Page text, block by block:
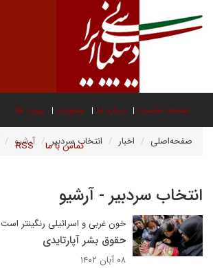
صفحه نخست درباره ما عضویت پیوند ها
تماس با ما RSS صفحه‌اصلی اخبار انتخاب سردبیر آرشیو
انتخاب سردبیر - آرشیو
خون غربی و اسرائیلی رنگینتر است
حقوق بشر آپارتایدی
۰۸ آبان ۱۴۰۲